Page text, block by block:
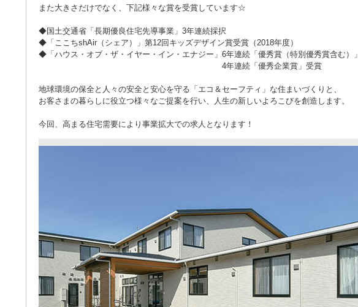
また大きさだけでなく、下記様々な賞を受賞しています☆
◆国土交通省「長期優良住宅先導事業」3年連続採択
◆「ここちshAir（シェア）」第12回キッズデザイン賞受賞（2018年度）
◆「ハウス・オブ・ザ・イヤー・イン・エナジー」6年連続「優秀賞（特別優秀賞含む）」
4年連続「優秀企業賞」受賞
地球環境の保全と人々の安全と安心を守る「エコ＆セーフティ」な住まいづくりと、
お客さまの暮らしに役立つ様々なご提案を行い、人生の新しいよろこびを創造します。
今回、高まる住宅需要により事業拡大での求人となります！